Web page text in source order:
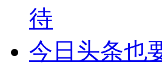
待
今日头条也